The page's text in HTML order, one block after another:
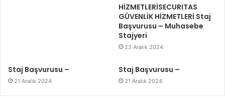
HİZMETLERİSECURITAS
GÜVENLİK HİZMETLERİ Staj
Başvurusu – Muhasebe
Stajyeri
23 Aralık 2024
Staj Başvurusu –
21 Aralık 2024
Staj Başvurusu –
21 Aralık 2024